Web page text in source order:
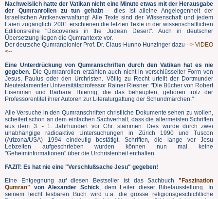
Nachweislich hatte der Vatikan nicht eine Minute etwas mit der Herausgabe
der Qumranrollen zu tun gehabt - dies ist alleine Angelegenheit der
Israelischen Antikenverwaltung! Alle Texte sind der Wissenschaft und jedem
Laien zugänglich. 2001 erschienen die letzten Texte in der wissenschaftlichen
Editionsreihe "Discoveries in the Judean Desert". Auch in deutscher
Übersetzung liegen die Qumrantexte vor.
Der deutsche Qumranpionier Prof. Dr. Claus-Hunno Hunzinger dazu --> VIDEO
<--
Eine Unterdrückung von Qumranschriften durch den Vatikan hat es nie
gegeben. Die Qumranrollen erzählen auch nicht in verschlüsselter Form von
Jesus, Paulus oder den Urchristen. Völlig zu Recht urteilt der Dortmunder
Neutestamentler Universitätsprofessor Rainer Riesner: "Die Bücher von Robert
Eisenman und Barbara Thiering, die das behaupten, gehören trotz der
Professorentitel ihrer Autoren zur Literaturgattung der Schundmärchen."
Alle Versuche in den Qumranschriften christliche Dokumente sehen zu wollen,
scheitert schon an dem einfachen Sachverhalt, dass die allermeisten Schriften
aus dem 3. - 1. Jahrhundert vor Chr. stammen. Dies wurde durch zwei
unabhängige radioaktive Untersuchungen in Zürich 1990 und Tuscon
(Arizona/USA) 1994 eindeutig bestätigt. Schriften, die lange vor Jesu
Lebzeiten aufgeschrieben wurden können nun mal keine
"Geheiminformationen" über die Urchristenheit enthalten.
FAZIT: Es hat nie eine "Verschlußsache Jesu" gegeben!
Eine Entgegnung auf diesen Bestseller ist das Sachbuch "Faszination
Qumran" von Alexander Schick, dem Leiter dieser Bibelausstellung. In
seinem leicht lesbaren Buch wird u.a. die grosse religionsgeschichtliche